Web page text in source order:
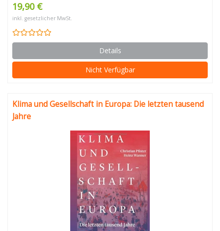
19,90 €
inkl. gesetzlicher MwSt.
Details
Nicht Verfügbar
Klima und Gesellschaft in Europa: Die letzten tausend
Jahre